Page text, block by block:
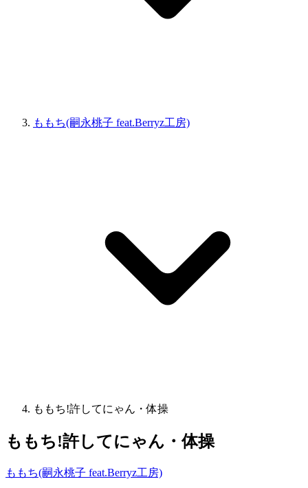
ももち(嗣永桃子 feat.Berryz工房)
ももち!許してにゃん・体操
ももち!許してにゃん・体操
ももち(嗣永桃子 feat.Berryz工房)